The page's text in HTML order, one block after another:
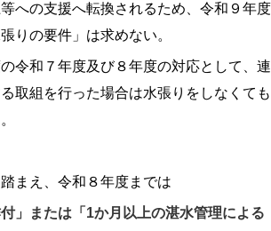
への支援へ転換されるため、令和９年度
りの要件」は求めない。
令和７年度及び８年度の対応として、連
取組を行った場合は水張りをしなくても
踏まえ、令和８年度までは
付」または「1か月以上の湛水管理による